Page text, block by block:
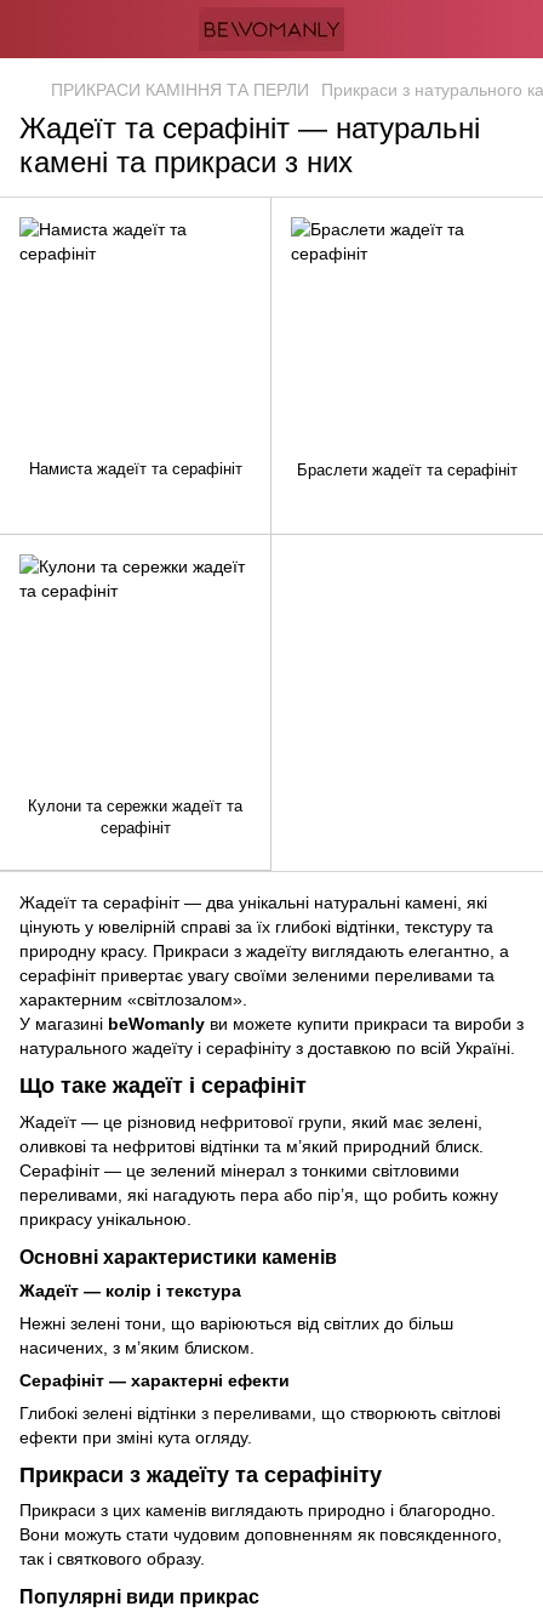
ПРИКРАСИ КАМІННЯ ТА ПЕРЛИ Прикраси з натурального
Жадеїт та серафініт — натуральні
камені та прикраси з них
Жадеїт та серафініт — два унікальні натуральні камені, які
цінують у ювелірній справі за їх глибокі відтінки, текстуру та
природну красу. Прикраси з жадеїту виглядають елегантно, а
серафініт привертає увагу своїми зеленими переливами та
характерним «світлозалом».
У магазині beWomanly ви можете купити прикраси та вироби з
натурального жадеїту і серафініту з доставкою по всій Україні.
Що таке жадеїт і серафініт
Жадеїт — це різновид нефритової групи, який має зелені,
оливкові та нефритові відтінки та м’який природний блиск.
Серафініт — це зелений мінерал з тонкими світловими
переливами, які нагадують пера або пір’я, що робить кожну
прикрасу унікальною.
Основні характеристики каменів
Жадеїт — колір і текстура
Нежні зелені тони, що варіюються від світлих до більш
насичених, з м’яким блиском.
Серафініт — характерні ефекти
Глибокі зелені відтінки з переливами, що створюють світлові
ефекти при зміні кута огляду.
Прикраси з жадеїту та серафініту
Прикраси з цих каменів виглядають природно і благородно.
Вони можуть стати чудовим доповненням як повсякденного,
так і святкового образу.
Популярні види прикрас
Намиста жадеїт та серафініт Браслети жадеїт та серафініт
Кулони та сережки жадеїт та
серафініт